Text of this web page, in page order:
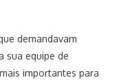
demandavam
sua equipe de
importantes para